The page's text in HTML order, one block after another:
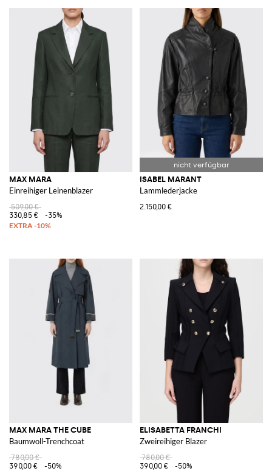
MAX MARA
Einreihiger Leinenblazer
509,00 €
330,85 €
-35%
ISABEL MARANT
Lammlederjacke
2.150,00 €
MAX MARA THE CUBE
Baumwoll-Trenchcoat
780,00 €
390,00 €
-50%
ELISABETTA FRANCHI
Zweireihiger Blazer
780,00 €
390,00 €
-50%